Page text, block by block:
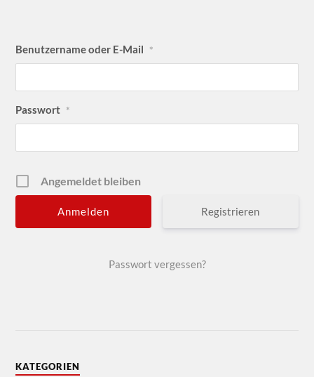
Benutzername oder E-Mail *
Passwort *
Angemeldet bleiben
Registrieren
Passwort vergessen?
KATEGORIEN